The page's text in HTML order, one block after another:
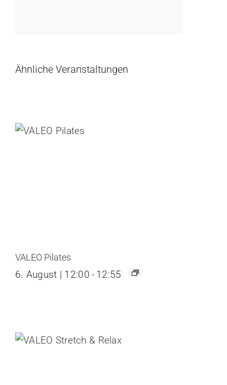
Ähnliche Veranstaltungen
VALEO Pilates
6. August | 12:00 - 12:55